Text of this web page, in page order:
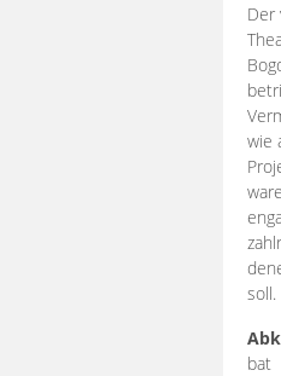
Der
wie
zahlr
soll.
bat